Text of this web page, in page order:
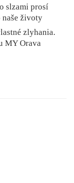
slzami prosí
naše životy
zlyhania.
MY Orava